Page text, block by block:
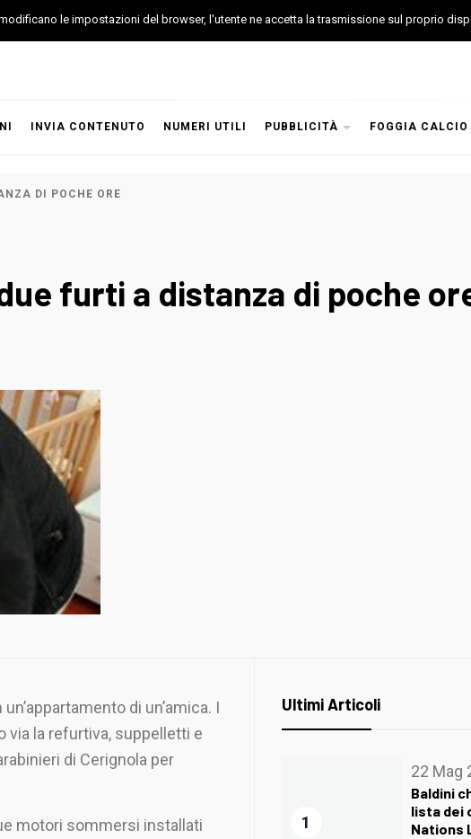
INVIA CONTENUTO NUMERI UTILI PUBBLICITÀ FOGGIA CALCIO
DI POCHE ORE
furti a distanza di poche
di un’amica. I
via la refurtiva, suppelletti e
di Cerignola per
motori sommersi installati
Ultimi Articoli
1
22 Mag
Baldini
lista dei
Nations
le impostazioni del browser, l'utente ne accetta la trasmissione sul proprio